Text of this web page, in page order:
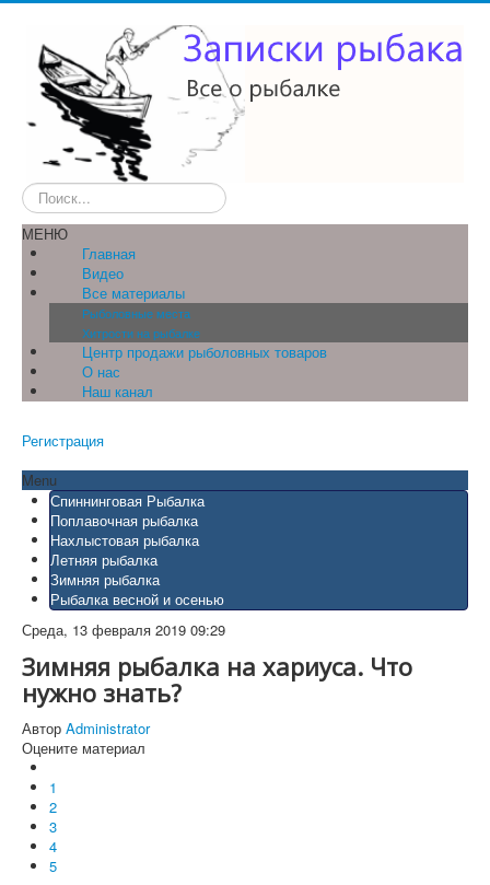
Искать...
МЕНЮ
Главная
Видео
Все материалы
Рыболовные места
Хитрости на рыбалке
Центр продажи рыболовных товаров
О нас
Наш канал
Регистрация
Menu
Спиннинговая Рыбалка
Поплавочная рыбалка
Нахлыстовая рыбалка
Летняя рыбалка
Зимняя рыбалка
Рыбалка весной и осенью
Среда, 13 февраля 2019 09:29
Зимняя рыбалка на хариуса. Что
нужно знать?
Автор Administrator
Оцените материал
1
2
3
4
5